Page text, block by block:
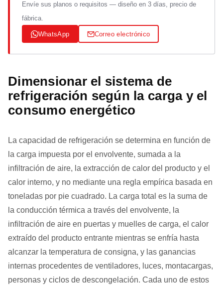
Envíe sus planos o requisitos — diseño en 3 días, precio de
fábrica.
WhatsApp Correo electrónico
Dimensionar el sistema de
refrigeración según la carga y el
consumo energético
La capacidad de refrigeración se determina en función de
la carga impuesta por el envolvente, sumada a la
infiltración de aire, la extracción de calor del producto y el
calor interno, y no mediante una regla empírica basada en
toneladas por pie cuadrado. La carga total es la suma de
la conducción térmica a través del envolvente, la
infiltración de aire en puertas y muelles de carga, el calor
extraído del producto entrante mientras se enfría hasta
alcanzar la temperatura de consigna, y las ganancias
internas procedentes de ventiladores, luces, montacargas,
personas y ciclos de descongelación. Cada uno de estos